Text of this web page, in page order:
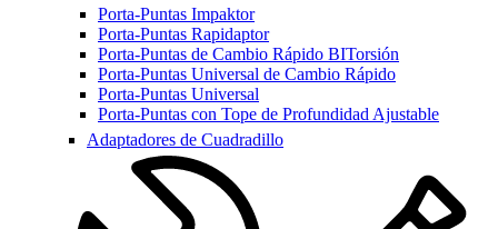
Porta-Puntas Impaktor
Porta-Puntas Rapidaptor
Porta-Puntas de Cambio Rápido BITorsión
Porta-Puntas Universal de Cambio Rápido
Porta-Puntas Universal
Porta-Puntas con Tope de Profundidad Ajustable
Adaptadores de Cuadradillo